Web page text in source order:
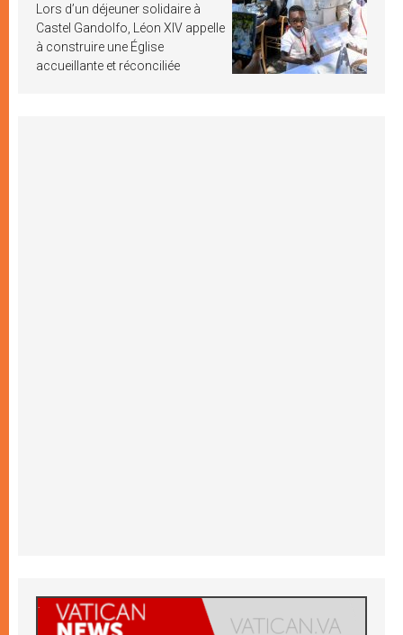
Lors d’un déjeuner solidaire à
Castel Gandolfo, Léon XIV appelle
à construire une Église
accueillante et réconciliée